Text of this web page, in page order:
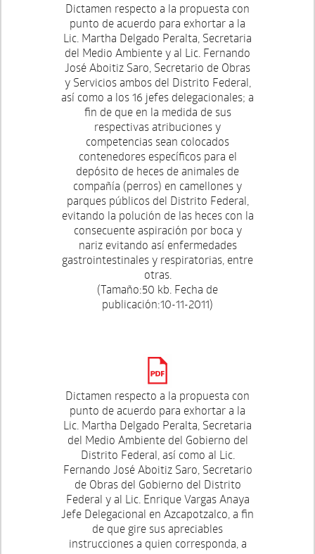
Dictamen respecto a la propuesta con
punto de acuerdo para exhortar a la
Lic. Martha Delgado Peralta, Secretaria
del Medio Ambiente y al Lic. Fernando
José Aboitiz Saro, Secretario de Obras
y Servicios ambos del Distrito Federal,
así como a los 16 jefes delegacionales; a
fin de que en la medida de sus
respectivas atribuciones y
competencias sean colocados
contenedores específicos para el
depósito de heces de animales de
compañía (perros) en camellones y
parques públicos del Distrito Federal,
evitando la polución de las heces con la
consecuente aspiración por boca y
nariz evitando así enfermedades
gastrointestinales y respiratorias, entre
otras.
(Tamaño:50 kb. Fecha de
publicación:10-11-2011)
Dictamen respecto a la propuesta con
punto de acuerdo para exhortar a la
Lic. Martha Delgado Peralta, Secretaria
del Medio Ambiente del Gobierno del
Distrito Federal, así como al Lic.
Fernando José Aboitiz Saro, Secretario
de Obras del Gobierno del Distrito
Federal y al Lic. Enrique Vargas Anaya
Jefe Delegacional en Azcapotzalco, a fin
de que gire sus apreciables
instrucciones a quien corresponda, a